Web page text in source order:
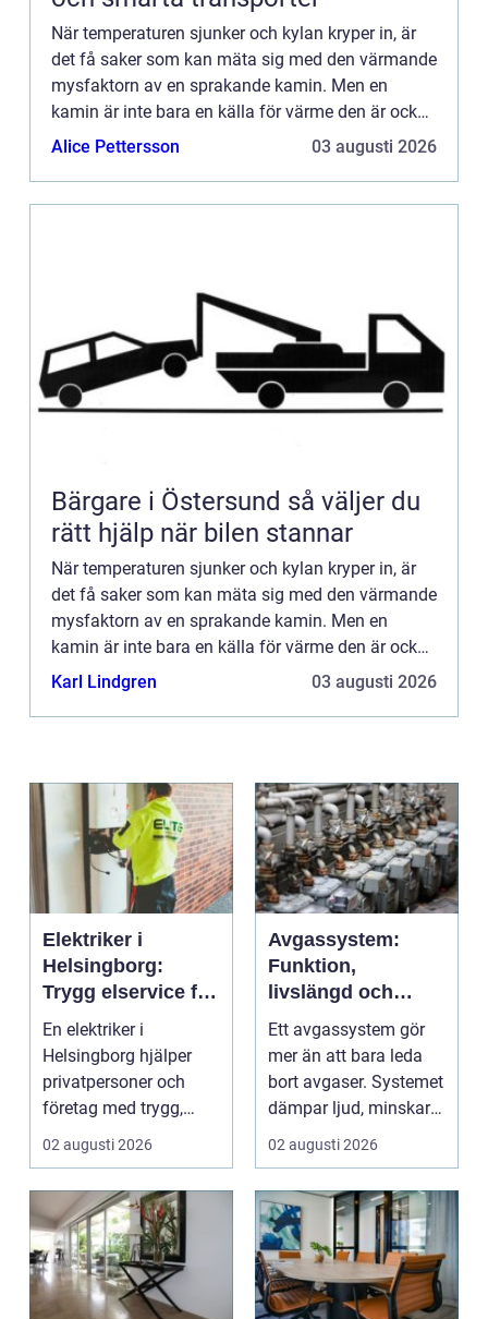
När temperaturen sjunker och kylan kryper in, är
det få saker som kan mäta sig med den värmande
mysfaktorn av en sprakande kamin. Men en
kamin är inte bara en källa för värme den är också
ett k...
Alice Pettersson 03 augusti 2026
Bärgare i Östersund så väljer du
rätt hjälp när bilen stannar
När temperaturen sjunker och kylan kryper in, är
det få saker som kan mäta sig med den värmande
mysfaktorn av en sprakande kamin. Men en
kamin är inte bara en källa för värme den är också
ett k...
Karl Lindgren 03 augusti 2026
Elektriker i
Helsingborg:
Trygg elservice för
hem och företag
En elektriker i
Helsingborg hjälper
privatpersoner och
företag med trygg,
säker och e...
02 augusti 2026
Avgassystem:
Funktion,
livslängd och
smarta val för
bilägare
Ett avgassystem gör
mer än att bara leda
bort avgaser. Systemet
dämpar ljud, minskar
...
02 augusti 2026